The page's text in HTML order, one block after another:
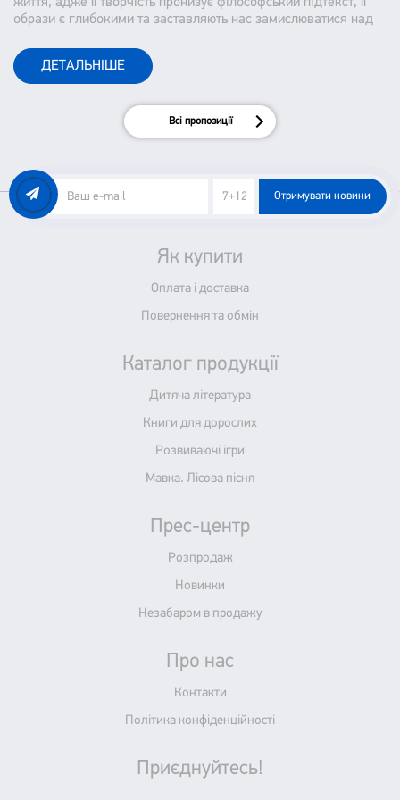
образи є глибокими та заставляють нас замислюватися над
ДЕТАЛЬНІШЕ
Всі пропозиції
Отримувати новини
Як купити
Оплата і доставка
Повернення та обмін
Каталог продукції
Дитяча література
Книги для дорослих
Розвиваючі ігри
Мавка. Лісова пісня
Прес-центр
Розпродаж
Новинки
Незабаром в продажу
Про нас
Контакти
Політика конфіденційності
Приєднуйтесь!